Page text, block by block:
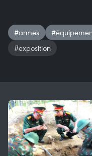
#armes
#exposition